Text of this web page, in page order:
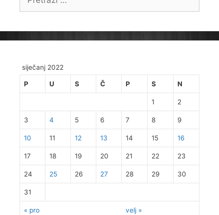
siječanj 2022
P U S Č P S N
« pro velj »
1 2
3 4 5 6 7 8 9
10 11 12 13 14 15 16
17 18 19 20 21 22 23
24 25 26 27 28 29 30
31